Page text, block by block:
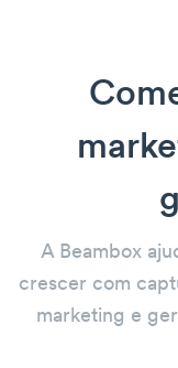
A Beambox
crescer com
marketing e